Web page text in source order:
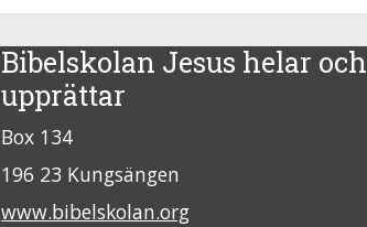
Bibelskolan Jesus helar och
upprättar
Box 134
196 23 Kungsängen
www.bibelskolan.org